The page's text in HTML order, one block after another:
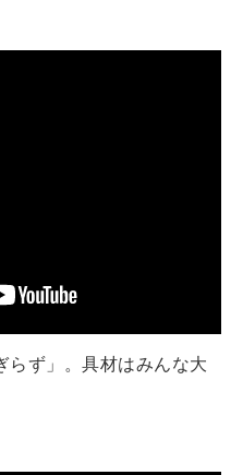
らず」。具材はみんな大